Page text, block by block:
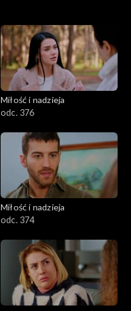
Miłość i nadzieja
odc. 376
Miłość i nadzieja
odc. 374